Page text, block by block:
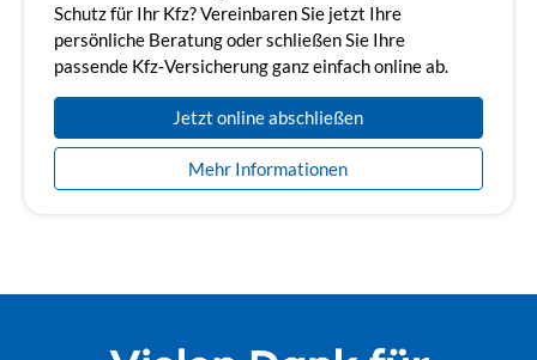
Schutz für Ihr Kfz? Vereinbaren Sie jetzt Ihre
persönliche Beratung oder schließen Sie Ihre
passende Kfz‑Versicherung ganz einfach online ab.
Jetzt online abschließen
Mehr Informationen